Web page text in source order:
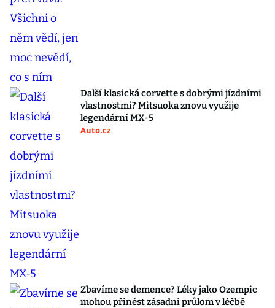
Další klasická corvette s dobrými jízdními
vlastnostmi? Mitsuoka znovu využije
legendární MX-5
Auto.cz
Zbavíme se demence? Léky jako Ozempic
mohou přinést zásadní průlom v léčbě